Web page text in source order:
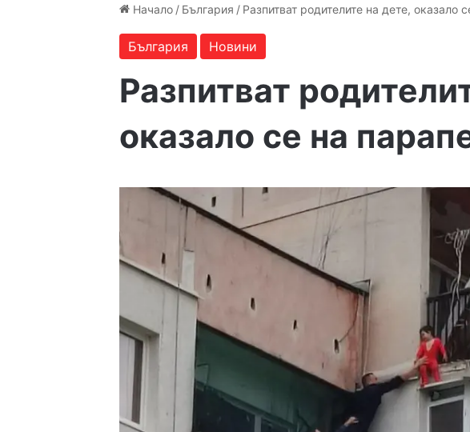
Начало / България / Разпитват родителите на дете, оказало
България Новини
Разпитват
оказало се на